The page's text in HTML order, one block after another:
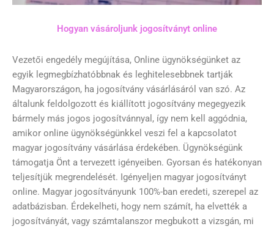
Hogyan vásároljunk jogosítványt online
Vezetői engedély megújítása, Online ügynökségünket az
egyik legmegbízhatóbbnak és leghitelesebbnek tartják
Magyarországon, ha jogosítvány vásárlásáról van szó. Az
általunk feldolgozott és kiállított jogosítvány megegyezik
bármely más jogos jogosítvánnyal, így nem kell aggódnia,
amikor online ügynökségünkkel veszi fel a kapcsolatot
magyar jogosítvány vásárlása érdekében. Ügynökségünk
támogatja Önt a tervezett igényeiben. Gyorsan és hatékonyan
teljesítjük megrendelését. Igényeljen magyar jogosítványt
online. Magyar jogosítványunk 100%-ban eredeti, szerepel az
adatbázisban. Érdekelheti, hogy nem számít, ha elvették a
jogosítványát, vagy számtalanszor megbukott a vizsgán, mi